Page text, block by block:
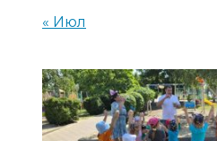
« Июл